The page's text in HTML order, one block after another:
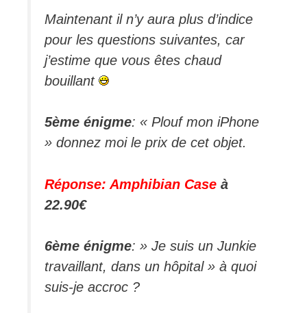
Maintenant il n’y aura plus d’indice
pour les questions suivantes, car
j’estime que vous êtes chaud
bouillant
5ème énigme: « Plouf mon iPhone
» donnez moi le prix de cet objet.
Réponse: Amphibian Case à
22.90€
6ème énigme: » Je suis un Junkie
travaillant, dans un hôpital » à quoi
suis-je accroc ?